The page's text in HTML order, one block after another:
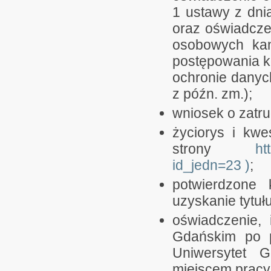
1 ustawy z
oraz
osobowych
postępowania
ochronie
z późn. zm.);
wniosek o
życiorys i
strony
id_jedn=23 );
potwierdzone
uzyskanie
Gdańskim po
Uniwersytet